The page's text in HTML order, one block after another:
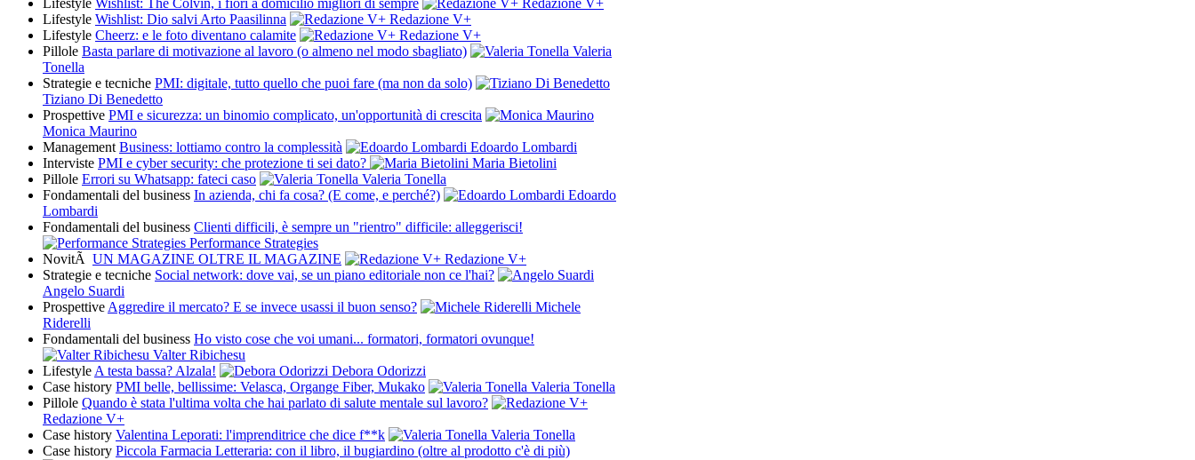
Lifestyle Wishlist: The Colvin, i fiori a domicilio migliori di sempre
Redazione V+
Lifestyle Wishlist: Dio salvi Arto Paasilinna
Redazione V+
Lifestyle Cheerz: e le foto diventano calamite
Redazione V+
Pillole Basta parlare di motivazione al lavoro (o almeno nel modo sbagliato)
Valeria
Tonella
Strategie e tecniche PMI: digitale, tutto quello che puoi fare (ma non da solo)
Tiziano Di Benedetto
Prospettive PMI e sicurezza: un binomio complicato, un'opportunità di crescita
Monica Maurino
Management Business: lottiamo contro la complessità
Edoardo Lombardi
Interviste PMI e cyber security: che protezione ti sei dato?
Maria Bietolini
Pillole Errori su Whatsapp: fateci caso
Valeria Tonella
Fondamentali del business In azienda, chi fa cosa? (E come, e perché?)
Edoardo
Lombardi
Fondamentali del business Clienti difficili, è sempre un "rientro" difficile: alleggerisci!
Performance Strategies
NovitÃ UN MAGAZINE OLTRE IL MAGAZINE
Redazione V+
Strategie e tecniche Social network: dove vai, se un piano editoriale non ce l'hai?
Angelo Suardi
Prospettive Aggredire il mercato? E se invece usassi il buon senso?
Michele
Riderelli
Fondamentali del business Ho visto cose che voi umani... formatori, formatori ovunque!
Valter Ribichesu
Lifestyle A testa bassa? Alzala!
Debora Odorizzi
Case history PMI belle, bellissime: Velasca, Organge Fiber, Mukako
Valeria Tonella
Pillole Quando è stata l'ultima volta che hai parlato di salute mentale sul lavoro?
Redazione V+
Case history Valentina Leporati: l'imprenditrice che dice f**k
Valeria Tonella
Case history Piccola Farmacia Letteraria: con il libro, il bugiardino (oltre al prodotto c'è di più)